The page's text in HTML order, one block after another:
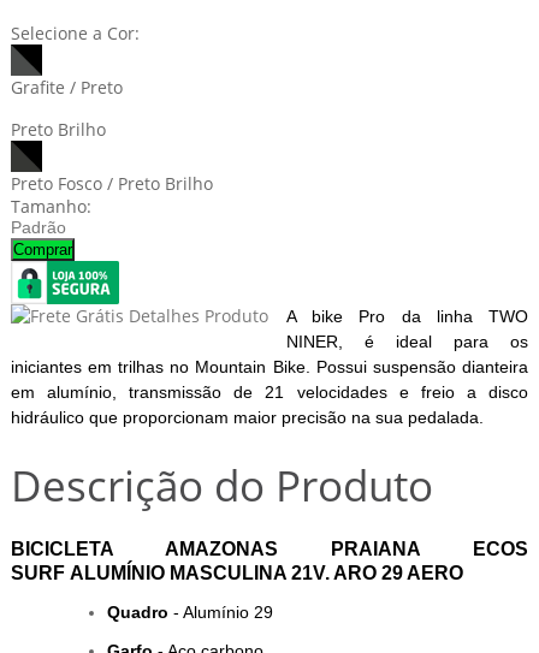
Selecione a Cor:
Grafite / Preto
Preto Brilho
Preto Fosco / Preto Brilho
Tamanho:
Padrão
Comprar
A bike Pro da linha TWO
NINER, é ideal para os
iniciantes em trilhas no Mountain Bike. Possui suspensão dianteira
em alumínio, transmissão de 21 velocidades e freio a disco
hidráulico que proporcionam maior precisão na sua pedalada.
Descrição do Produto
BICICLETA AMAZONAS PRAIANA ECOS
SURF ALUMÍNIO MASCULINA 21V. ARO 29 AERO
Quadro - Alumínio 29